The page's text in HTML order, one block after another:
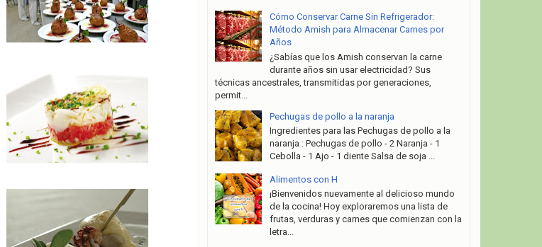
Cómo Conservar Carne Sin Refrigerador:
Método Amish para Almacenar Carnes por
Años
¿Sabías que los Amish conservan la carne
durante años sin usar electricidad? Sus
técnicas ancestrales, transmitidas por generaciones,
permit...
Pechugas de pollo a la naranja
Ingredientes para las Pechugas de pollo a la
naranja : Pechugas de pollo - 2 Naranja - 1
Cebolla - 1 Ajo - 1 diente Salsa de soja ...
Alimentos con H
¡Bienvenidos nuevamente al delicioso mundo
de la cocina! Hoy exploraremos una lista de
frutas, verduras y carnes que comienzan con la
letra...